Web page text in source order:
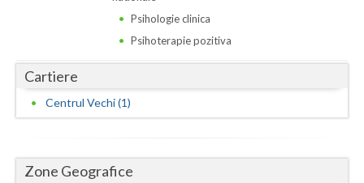
Gorj
Harghita
Ialomita
Psihologie clinica
Psihoterapie pozitiva
Cartiere
Centrul Vechi (1)
Zone Geografice